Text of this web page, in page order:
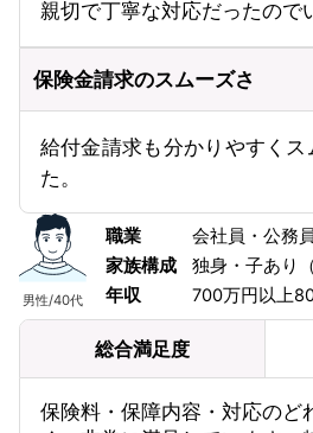
親切で丁寧な対応だったので
保険金請求のスムーズさ
給付金請求も分かりやすくス
た。
男性/40代
職業
会社員・公務員
家族構成
独身・子あり
年収
700万円以上
総合満足度
保険料・保障内容・対応のど